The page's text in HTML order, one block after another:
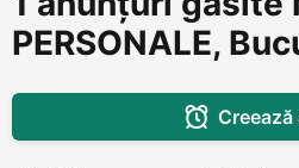
PERSONALE,
Creează